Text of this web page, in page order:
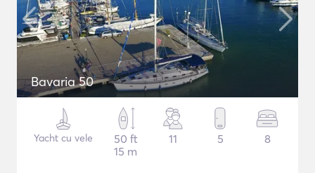
Bavaria 50
Yacht cu vele
50 ft
15 m
11 5 8